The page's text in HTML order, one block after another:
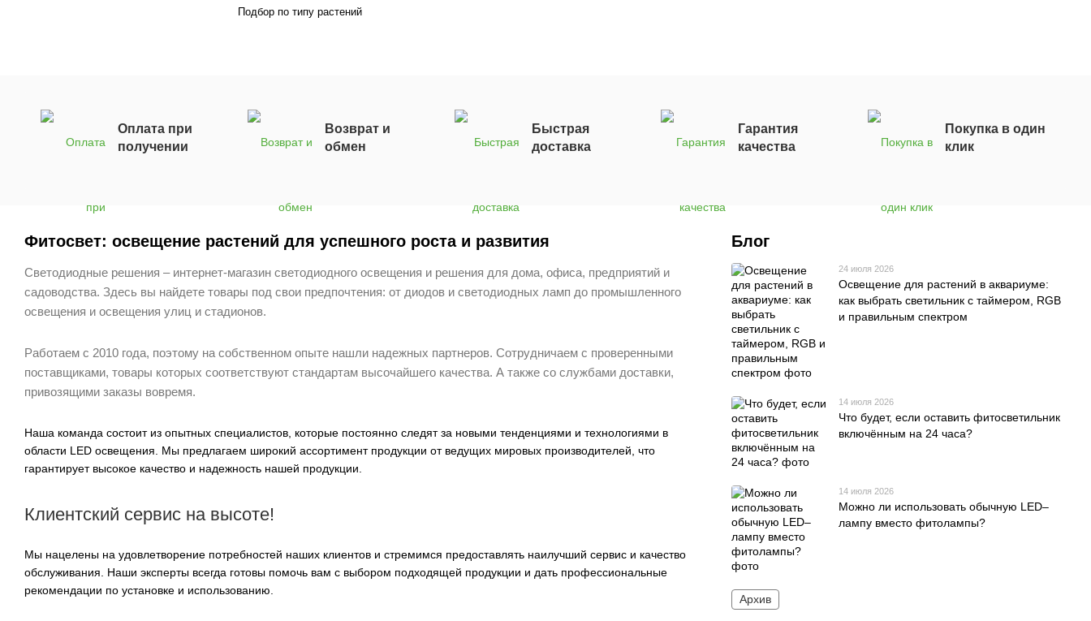
Подбор по типу растений
Оплата при
получении
Возврат и
обмен
Быстрая
доставка
Гарантия
качества
Покупка в один
клик
Фитосвет: освещение растений для успешного роста и развития
Светодиодные решения – интернет-магазин светодиодного освещения и решения для дома, офиса, предприятий и
садоводства. Здесь вы найдете товары под свои предпочтения: от диодов и светодиодных ламп до промышленного
освещения и освещения улиц и стадионов.
Работаем с 2010 года, поэтому на собственном опыте нашли надежных партнеров. Сотрудничаем с проверенными
поставщиками, товары которых соответствуют стандартам высочайшего качества. А также со службами доставки,
привозящими заказы вовремя.
Наша команда состоит из опытных специалистов, которые постоянно следят за новыми тенденциями и технологиями в
области LED освещения. Мы предлагаем широкий ассортимент продукции от ведущих мировых производителей, что
гарантирует высокое качество и надежность нашей продукции.
Клиентский сервис на высоте!
Мы нацелены на удовлетворение потребностей наших клиентов и стремимся предоставлять наилучший сервис и качество
обслуживания. Наши эксперты всегда готовы помочь вам с выбором подходящей продукции и дать профессиональные
рекомендации по установке и использованию.
Блог
24 июля 2026
Освещение для растений в аквариуме:
как выбрать светильник с таймером, RGB
и правильным спектром
14 июля 2026
Что будет, если оставить фитосветильник
включённым на 24 часа?
14 июля 2026
Можно ли использовать обычную LED–
лампу вместо фитолампы?
Архив